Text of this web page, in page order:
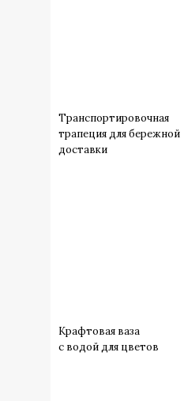
Транспортировочная
трапеция для бережной
доставки
Крафтовая ваза
с водой для цветов